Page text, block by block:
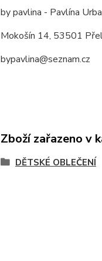
by pavlina - Pavlína
Mokošín 14, 53501
bypavlina@seznam.cz
Zboží zařazeno v
DĚTSKÉ OBLEČENÍ